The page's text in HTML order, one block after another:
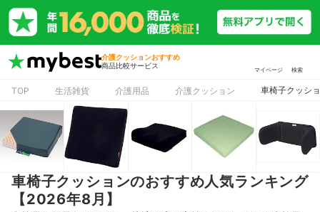
介護クッションおすすめ
商品比較サービス
マイページ 検索
TOP 生活雑貨 介護用品 介護クッション 車椅子クッシ
車椅子クッションのおすすめ人気ランキング
【2026年8月】